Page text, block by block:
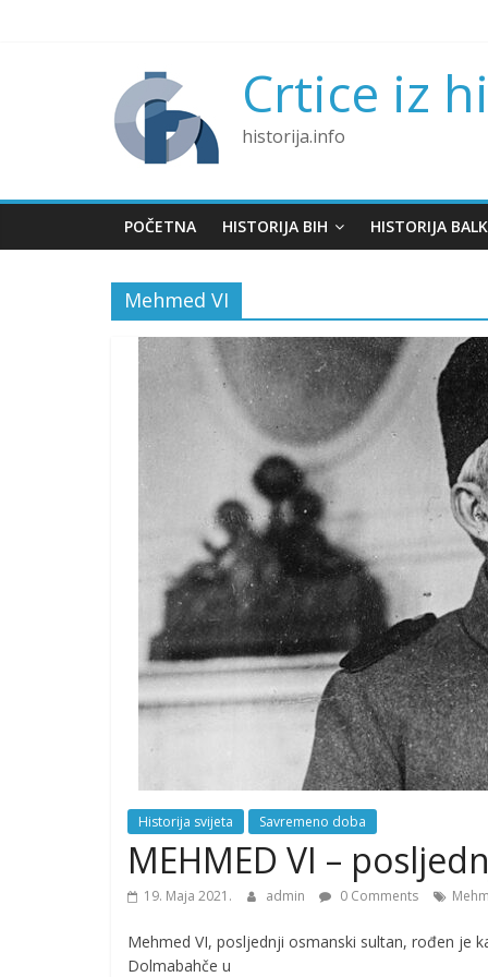
Crtice iz
historija.info
POČETNA HISTORIJA BIH HISTORIJA
Mehmed VI
Historija svijeta Savremeno doba
MEHMED VI –
19. Maja 2021. admin 0 Comments
Mehmed VI, posljednji osmanski sultan, rođen je
Dolmabahče u